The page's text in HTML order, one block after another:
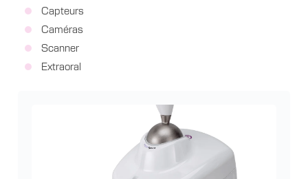
Capteurs
Caméras
Scanner
Extraoral